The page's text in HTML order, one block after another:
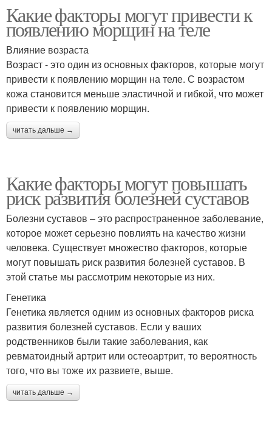
Какие факторы могут привести к
появлению морщин на теле
Влияние возраста
Возраст - это один из основных факторов, которые могут
привести к появлению морщин на теле. С возрастом
кожа становится меньше эластичной и гибкой, что может
привести к появлению морщин.
читать дальше →
Какие факторы могут повышать
риск развития болезней суставов
Болезни суставов – это распространенное заболевание,
которое может серьезно повлиять на качество жизни
человека. Существует множество факторов, которые
могут повышать риск развития болезней суставов. В
этой статье мы рассмотрим некоторые из них.
Генетика
Генетика является одним из основных факторов риска
развития болезней суставов. Если у ваших
родственников были такие заболевания, как
ревматоидный артрит или остеоартрит, то вероятность
того, что вы тоже их развиете, выше.
читать дальше →